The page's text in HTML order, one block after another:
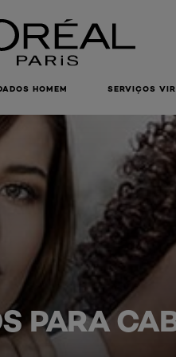
HOMEM SERVIÇOS
PARA